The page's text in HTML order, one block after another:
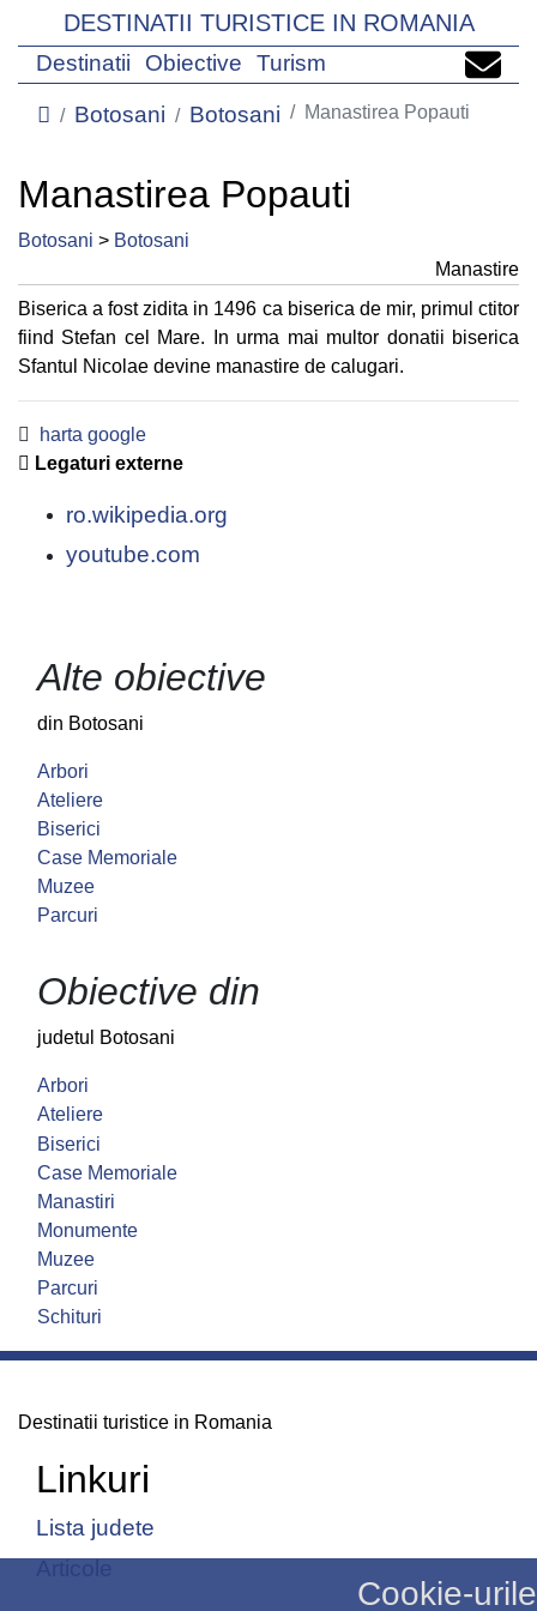
Cookie-urile
DESTINATII TURISTICE IN ROMANIA
Destinatii Obiective Turism
Botosani Botosani Manastirea Popauti
Manastirea Popauti
Botosani > Botosani
Manastire
Biserica a fost zidita in 1496 ca biserica de mir, primul ctitor
fiind Stefan cel Mare. In urma mai multor donatii biserica
Sfantul Nicolae devine manastire de calugari.
harta google
Legaturi externe
ro.wikipedia.org
youtube.com
Alte obiective
din Botosani
Arbori
Ateliere
Biserici
Case Memoriale
Muzee
Parcuri
Obiective din
judetul Botosani
Arbori
Ateliere
Biserici
Case Memoriale
Manastiri
Monumente
Muzee
Parcuri
Schituri
Destinatii turistice in Romania
Linkuri
Lista judete